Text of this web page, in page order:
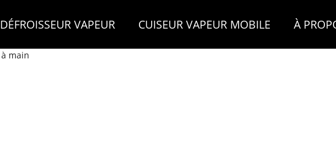
DÉFROISSEUR VAPEUR CUISEUR VAPEUR MOBILE À